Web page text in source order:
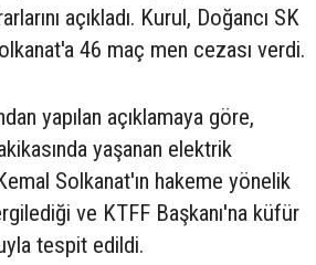
açıkladı. Kurul, Doğancı SK
46 maç men cezası verdi.
yapılan açıklamaya göre,
yaşanan elektrik
Solkanat'ın hakeme yönelik
ve KTFF Başkanı'na küfür
tespit edildi.